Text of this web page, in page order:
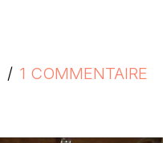
1 COMMENTAIRE